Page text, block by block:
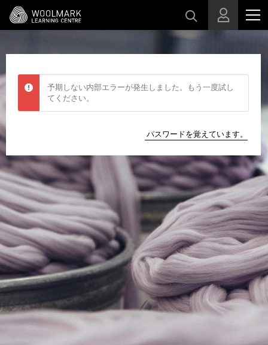
スキップする
予期しない内部エラーが発生しました。もう一度試し
てください。
パスワードを覚えています。